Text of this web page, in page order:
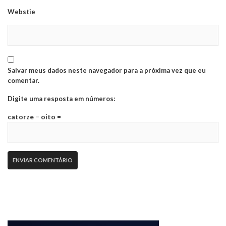
Webstie
Salvar meus dados neste navegador para a próxima vez que eu
comentar.
Digite uma resposta em números:
catorze − oito =